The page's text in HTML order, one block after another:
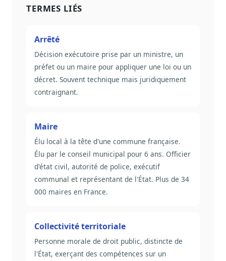
TERMES LIÉS
Arrêté
Décision exécutoire prise par un ministre, un
préfet ou un maire pour appliquer une loi ou un
décret. Souvent technique mais juridiquement
contraignant.
Maire
Élu local à la tête d'une commune française.
Élu par le conseil municipal pour 6 ans. Officier
d'état civil, autorité de police, exécutif
communal et représentant de l'État. Plus de 34
000 maires en France.
Collectivité territoriale
Personne morale de droit public, distincte de
l'État, exerçant des compétences sur un